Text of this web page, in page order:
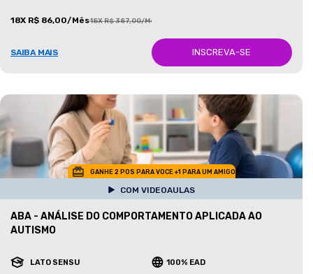
18X R$ 86,00/Mês18X R$ 387,00/Mês
SAIBA MAIS INSCREVA-SE
GANHE 2 POS PARA VOCE +1 PARA UM AMIGO
COM VIDEOAULAS
ABA - ANÁLISE DO COMPORTAMENTO APLICADA AO
AUTISMO
LATO SENSU 100% EAD